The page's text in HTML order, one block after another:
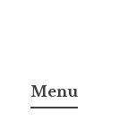
Menu